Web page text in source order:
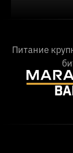
Питание